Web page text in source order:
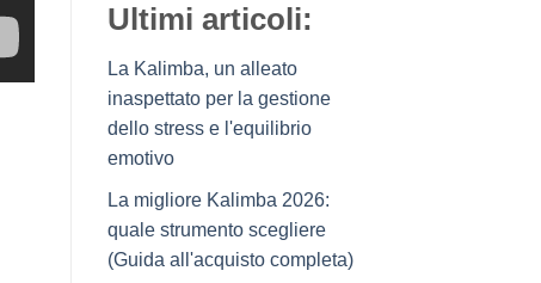
Ultimi articoli:
La Kalimba, un alleato
inaspettato per la gestione
dello stress e l'equilibrio
emotivo
La migliore Kalimba 2026:
quale strumento scegliere
(Guida all'acquisto completa)